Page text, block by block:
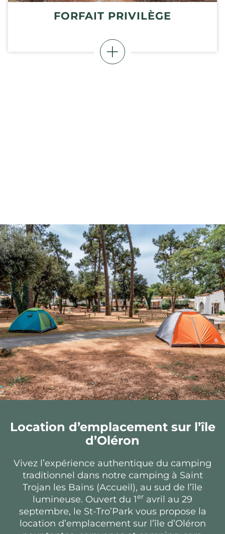
FORFAIT PRIVILÈGE
Location d’emplacement sur l’île
d’Oléron
Vivez l’expérience authentique du camping
traditionnel dans notre camping à Saint
Trojan les Bains (Accueil), au sud de l’île
lumineuse. Ouvert du 1er avril au 29
septembre, le St-Tro’Park vous propose la
location d’emplacement sur l’île d’Oléron